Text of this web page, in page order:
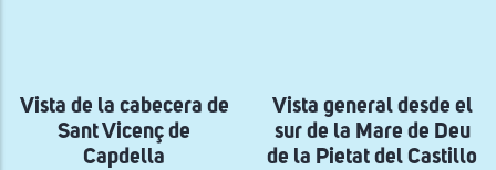
navegación
Vista de la cabecera de
Sant Vicenç de
Capdella
Vista general desde el
sur de la Mare de Deu
de la Pietat del Castillo